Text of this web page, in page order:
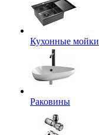
Кухонные мойки
Раковины